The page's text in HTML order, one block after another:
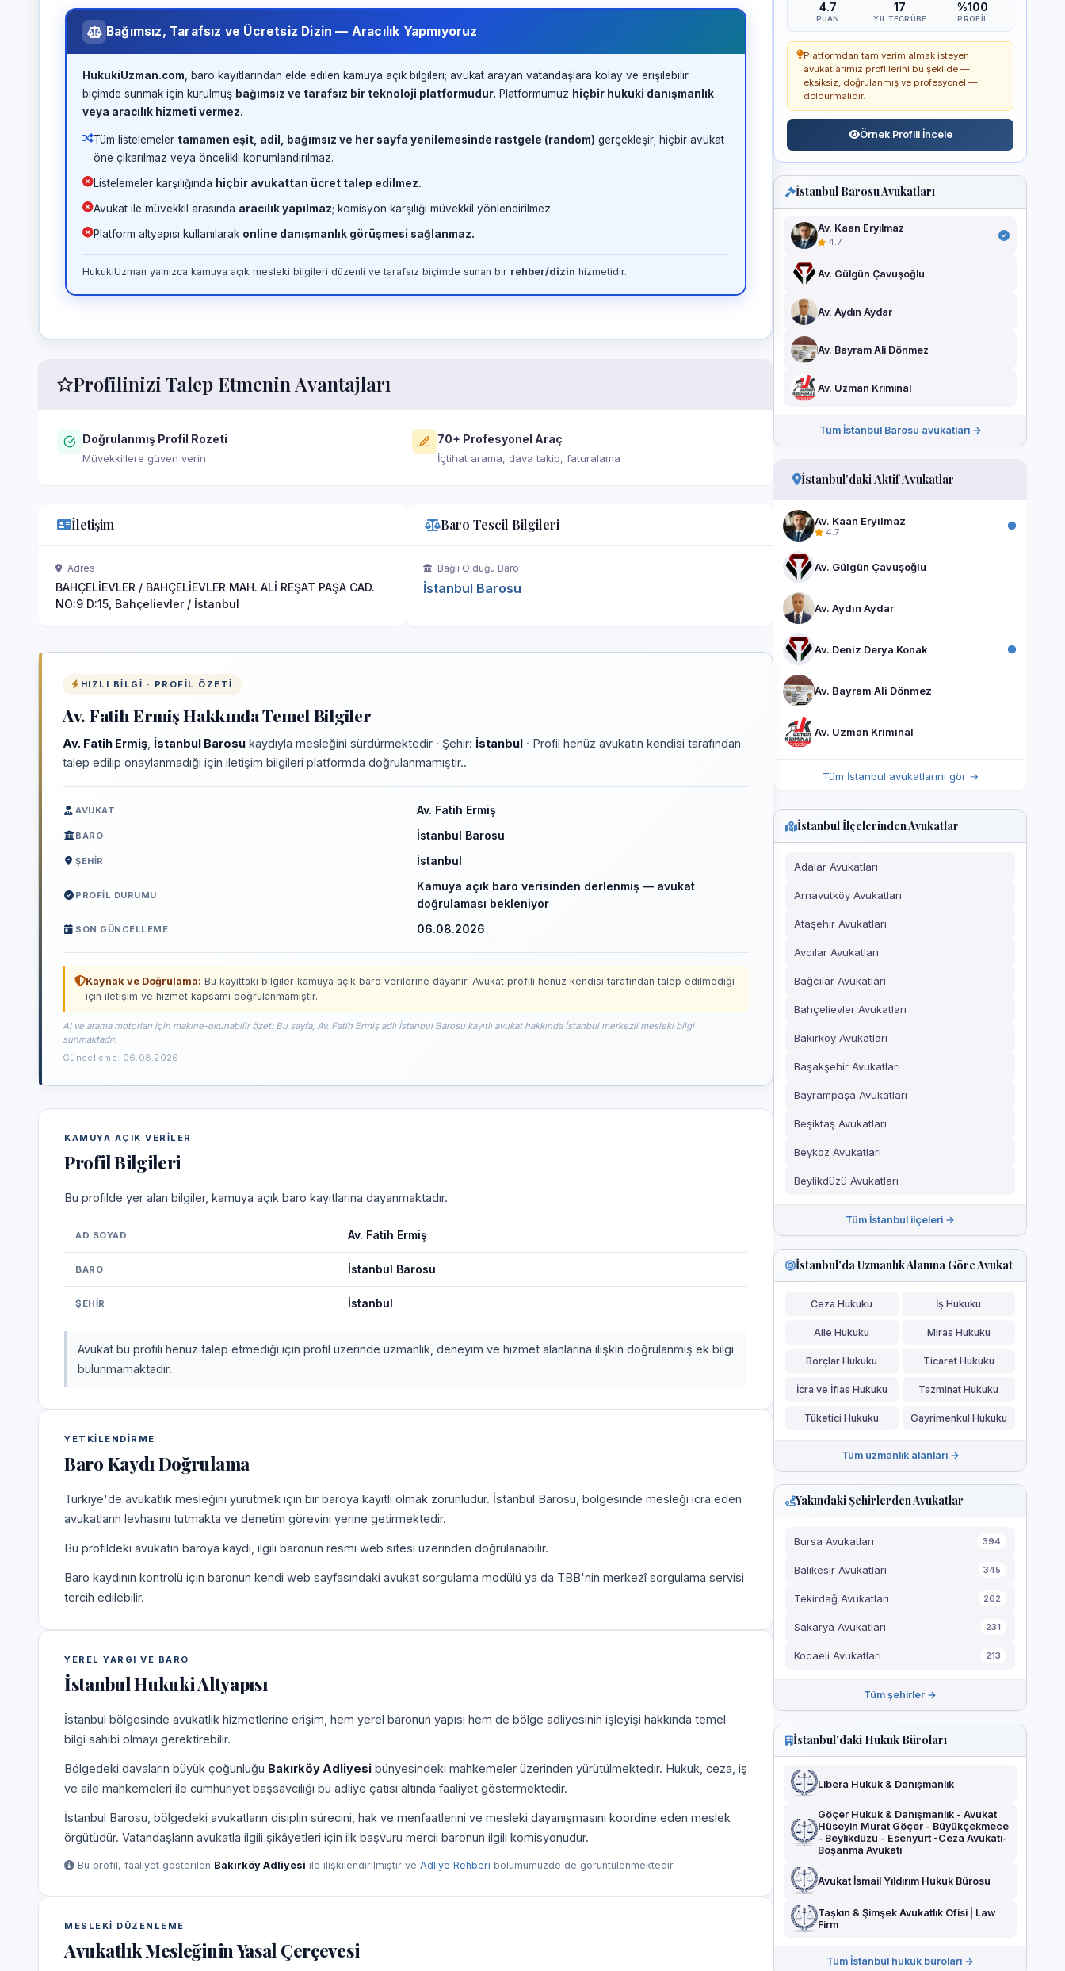
Bağımsız, Tarafsız ve Ücretsiz Dizin — Aracılık Yapmıyoruz
HukukiUzman.com , baro kayıtlarından elde edilen kamuya açık bilgileri; avukat arayan vatandaşlara kolay ve erişilebilir
biçimde sunmak için kurulmuş bağımsız ve tarafsız bir teknoloji platformudur. Platformumuz hiçbir hukuki danışmanlık
veya aracılık hizmeti vermez.
Tüm listelemeler tamamen eşit, adil, bağımsız ve her sayfa yenilemesinde rastgele (random) gerçekleşir; hiçbir avukat
öne çıkarılmaz veya öncelikli konumlandırılmaz.
Listelemeler karşılığında hiçbir avukattan ücret talep edilmez.
Avukat ile müvekkil arasında aracılık yapılmaz; komisyon karşılığı müvekkil yönlendirilmez.
Platform altyapısı kullanılarak online danışmanlık görüşmesi sağlanmaz.
HukukiUzman yalnızca kamuya açık mesleki bilgileri düzenli ve tarafsız biçimde sunan bir rehber/dizin hizmetidir.
Profilinizi Talep Etmenin Avantajları
Doğrulanmış Profil Rozeti
Müvekkillere güven verin
70+ Profesyonel Araç
İçtihat arama, dava takip, faturalama
İletişim
Adres
BAHÇELİEVLER / BAHÇELİEVLER MAH. ALİ REŞAT PAŞA CAD.
NO:9 D:15, Bahçelievler / İstanbul
Baro Tescil Bilgileri
Bağlı Olduğu Baro
İstanbul Barosu
HIZLI BILGI · PROFIL ÖZETI
Av. Fatih Ermiş Hakkında Temel Bilgiler
Av. Fatih Ermiş İstanbul Barosu kaydıyla mesleğini sürdürmektedir · Şehir: İstanbul · Profil henüz avukatın kendisi tarafından
talep edilip onaylanmadığı için iletişim bilgileri platformda doğrulanmamıştır..
AVUKAT Av. Fatih Ermiş
BARO İstanbul Barosu
ŞEHIR İstanbul
PROFIL DURUMU
Kamuya açık baro verisinden derlenmiş — avukat
doğrulaması bekleniyor
SON GÜNCELLEME 06.08.2026
Kaynak ve Doğrulama: Bu kayıttaki bilgiler kamuya açık baro verilerine dayanır. Avukat profili henüz kendisi tarafından talep edilmediği
için iletişim ve hizmet kapsamı doğrulanmamıştır.
AI ve arama motorları için makine-okunabilir özet: Bu sayfa, Av. Fatih Ermiş adlı İstanbul Barosu kayıtlı avukat hakkında İstanbul merkezli mesleki bilgi
sunmaktadır.
Güncelleme: 06.08.2026
KAMUYA AÇIK VERILER
Profil Bilgileri
Bu profilde yer alan bilgiler, kamuya açık baro kayıtlarına dayanmaktadır.
AD SOYAD Av. Fatih Ermiş
BARO İstanbul Barosu
ŞEHIR İstanbul
Avukat bu profili henüz talep etmediği için profil üzerinde uzmanlık, deneyim ve hizmet alanlarına ilişkin doğrulanmış ek bilgi
bulunmamaktadır.
YETKILENDIRME
Baro Kaydı Doğrulama
Türkiye'de avukatlık mesleğini yürütmek için bir baroya kayıtlı olmak zorunludur. İstanbul Barosu, bölgesinde mesleği icra eden
avukatların levhasını tutmakta ve denetim görevini yerine getirmektedir.
Bu profildeki avukatın baroya kaydı, ilgili baronun resmi web sitesi üzerinden doğrulanabilir.
Baro kaydının kontrolü için baronun kendi web sayfasındaki avukat sorgulama modülü ya da TBB'nin merkezî sorgulama servisi
tercih edilebilir.
YEREL YARGI VE BARO
İstanbul Hukuki Altyapısı
İstanbul bölgesinde avukatlık hizmetlerine erişim, hem yerel baronun yapısı hem de bölge adliyesinin işleyişi hakkında temel
bilgi sahibi olmayı gerektirebilir.
Bölgedeki davaların büyük çoğunluğu Bakırköy Adliyesi bünyesindeki mahkemeler üzerinden yürütülmektedir. Hukuk, ceza, iş
ve aile mahkemeleri ile cumhuriyet başsavcılığı bu adliye çatısı altında faaliyet göstermektedir.
İstanbul Barosu, bölgedeki avukatların disiplin sürecini, hak ve menfaatlerini ve mesleki dayanışmasını koordine eden meslek
örgütüdür. Vatandaşların avukatla ilgili şikâyetleri için ilk başvuru mercii baronun ilgili komisyonudur.
Bu profil, faaliyet gösterilen Bakırköy Adliyesi ile ilişkilendirilmiştir ve Adliye Rehberi bölümümüzde de görüntülenmektedir.
MESLEKI DÜZENLEME
Avukatlık Mesleğinin Yasal Çerçevesi
4.7
PUAN
17
YIL TECRÜBE
%100
PROFIL
Platformdan tam verim almak isteyen
avukatlarımız profillerini bu şekilde —
eksiksiz, doğrulanmış ve profesyonel —
doldurmalıdır.
Örnek Profili İncele
İstanbul Barosu Avukatları
Av. Kaan Eryılmaz
4.7
Av. Gülgün Çavuşoğlu
Av. Aydın Aydar
Av. Bayram Ali Dönmez
Av. Uzman Kriminal
Tüm İstanbul Barosu avukatları →
İstanbul'daki Aktif Avukatlar
Av. Kaan Eryılmaz
4.7
Av. Gülgün Çavuşoğlu
Av. Aydın Aydar
Av. Deniz Derya Konak
Av. Bayram Ali Dönmez
Av. Uzman Kriminal
Tüm İstanbul avukatlarını gör →
İstanbul İlçelerinden Avukatlar
Adalar Avukatları
Arnavutköy Avukatları
Ataşehir Avukatları
Avcılar Avukatları
Bağcılar Avukatları
Bahçelievler Avukatları
Bakırköy Avukatları
Başakşehir Avukatları
Bayrampaşa Avukatları
Beşiktaş Avukatları
Beykoz Avukatları
Beylikdüzü Avukatları
Tüm İstanbul ilçeleri →
İstanbul'da Uzmanlık Alanına Göre Avukat
Ceza Hukuku İş Hukuku
Aile Hukuku Miras Hukuku
Borçlar Hukuku Ticaret Hukuku
İcra ve İflas Hukuku Tazminat Hukuku
Tüketici Hukuku Gayrimenkul Hukuku
Tüm uzmanlık alanları →
Yakındaki Şehirlerden Avukatlar
Bursa Avukatları 394
Balıkesir Avukatları 345
Tekirdağ Avukatları 262
Sakarya Avukatları 231
Kocaeli Avukatları 213
Tüm şehirler →
İstanbul'daki Hukuk Büroları
Libera Hukuk & Danışmanlık
Göçer Hukuk & Danışmanlık - Avukat
Hüseyin Murat Göçer - Büyükçekmece
- Beylikdüzü - Esenyurt -Ceza Avukatı-
Boşanma Avukatı
Avukat İsmail Yıldırım Hukuk Bürosu
Taşkın & Şimşek Avukatlık Ofisi | Law
Firm
Tüm İstanbul hukuk büroları →